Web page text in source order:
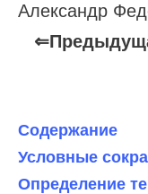
Александр
Содержание
Условные
Определение